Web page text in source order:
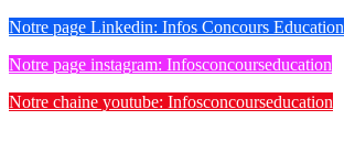
Notre page Linkedin: Infos Concours Education
Notre page instagram: Infosconcourseducation
Notre chaine youtube: Infosconcourseducation